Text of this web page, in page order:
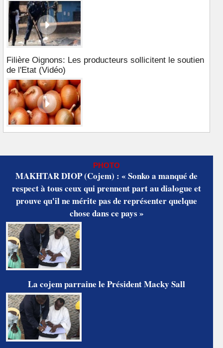
Filière Oignons: Les producteurs sollicitent le soutien
de l'Etat (Vidéo)
PHOTO
MAKHTAR DIOP (Cojem) : « Sonko a manqué de
respect à tous ceux qui prennent part au dialogue et
prouve qu'il ne mérite pas de représenter quelque
chose dans ce pays »
La cojem parraine le Président Macky Sall